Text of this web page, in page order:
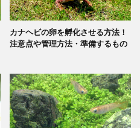
カナヘビの卵を孵化させる方法！
注意点や管理方法・準備するもの